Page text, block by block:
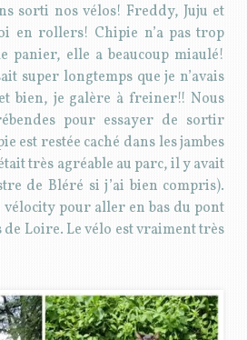
sorti nos vélos! Freddy, Juju et
en rollers! Chipie n’a pas trop
panier, elle a beaucoup miaulé!
super longtemps que je n’avais
bien, je galère à freiner!! Nous
pour essayer de sortir
est restée caché dans les jambes
très agréable au parc, il y avait
de Bléré si j’ai bien compris).
vélocity pour aller en bas du pont
Loire. Le vélo est vraiment très